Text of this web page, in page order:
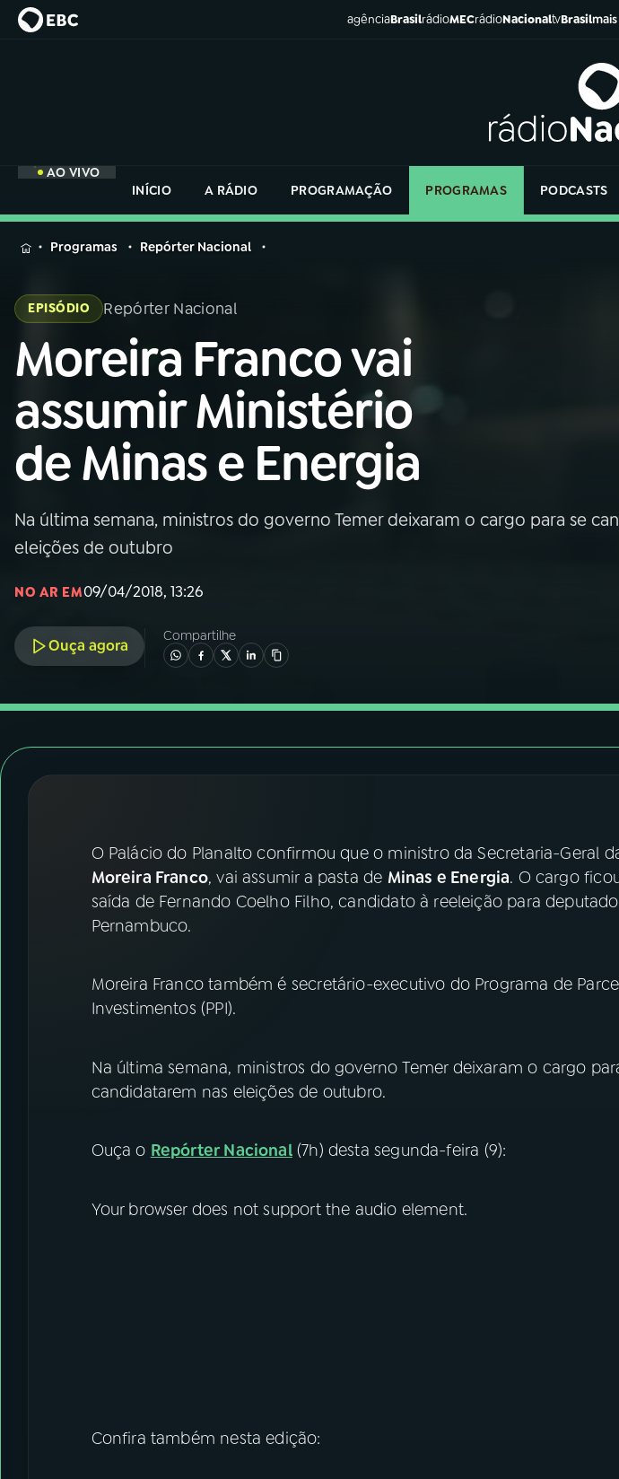
agênciaBrasilrádioMECrádioNacionaltvBrasilmais
AO VIVO
INÍCIO
A RÁDIO PROGRAMAÇÃO PROGRAMAS PODCASTS
MENU
Buscar
na
Rádio
Nacional
AO VIVO
01 INÍCIO
02
04PROGRAMAS
06VIDEOCASTS
FESTIVAL DE MÚSICA
ACOMPANHE A RÁDIO NACIONAL
Instagram X
na
Rádio
Programas Repórter Nacional
EPISÓDIO Repórter Nacional
Moreira Franco vai
assumir Ministério
de Minas e Energia
Na última semana, ministros do governo Temer deixaram o cargo para se
eleições de outubro
NO AR EM09/04/2018, 13:26
Ouça agora
Compartilhe
O Palácio do Planalto confirmou que o ministro da Secretaria-Geral
Moreira Franco, vai assumir a pasta de Minas e Energia. O cargo
saída de Fernando Coelho Filho, candidato à reeleição para
Pernambuco.
Moreira Franco também é secretário-executivo do Programa de
Investimentos (PPI).
Na última semana, ministros do governo Temer deixaram o cargo
candidatarem nas eleições de outubro.
Ouça o Repórter Nacional(7h) desta segunda-feira (9):
Your browser does not support the audio element.
Confira também nesta edição: